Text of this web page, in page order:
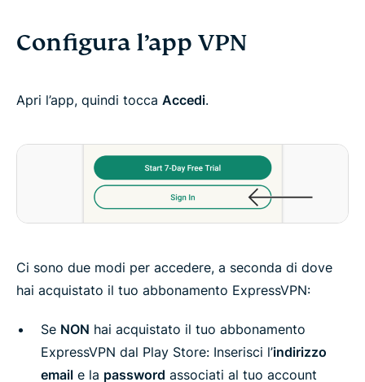
Configura l’app VPN
Apri l’app, quindi tocca Accedi.
Ci sono due modi per accedere, a seconda di dove
hai acquistato il tuo abbonamento ExpressVPN:
Se NON hai acquistato il tuo abbonamento
ExpressVPN dal Play Store: Inserisci l’indirizzo
email e la password associati al tuo account